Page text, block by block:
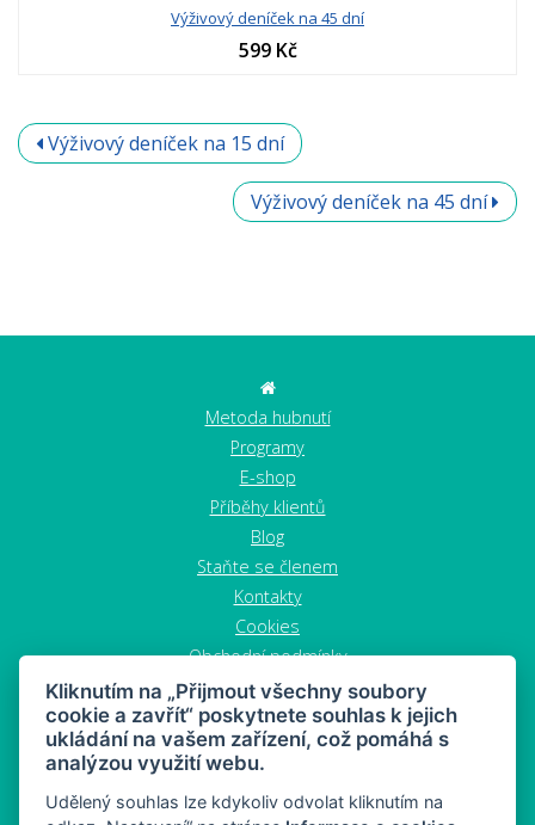
Výživový deníček na 45 dní
599 Kč
Výživový deníček na 15 dní
Výživový deníček na 45 dní
Metoda hubnutí
Programy
E-shop
Příběhy klientů
Blog
Staňte se členem
Kontakty
Cookies
Obchodní podmínky
Zrušit objednávku
Kliknutím na „Přijmout všechny soubory
cookie a zavřít“ poskytnete souhlas k jejich
ukládání na vašem zařízení, což pomáhá s
analýzou využití webu.
Udělený souhlas lze kdykoliv odvolat kliknutím na